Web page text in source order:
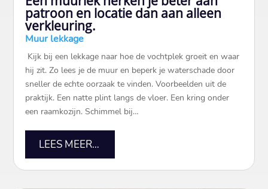
patroon en locatie dan aan alleen
verkleuring.
Muur lekkage
​ Kijk bij een lekkage naar hoe de vochtplek groeit en waar
hij zit.​ Zo lees je de muur en beperk je waterschade door
sneller de echte oorzaak te vinden.​ Voorbeelden uit de
praktijk.​ Een natte plint langs de vloer.​ Een kring onder
een raamkozijn.​ Schimmel bij…
LEES MEER…